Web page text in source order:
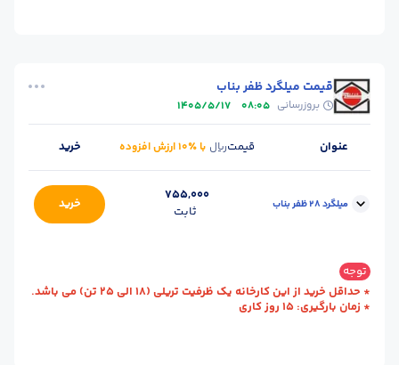
قیمت میلگرد ظفر بناب
بروزرسانی 08:05
1405/5/17
عنوان قیمتریال با ٪۱۰ ارزش افزوده خرید
میلگرد 28 ظفر بناب
755,000
ثابت
خرید
سایز :
استاندارد :A3
توجه
* حداقل خرید از این کارخانه یک ظرفیت تریلی (18 الی 25 تن) می باشد.
* زمان بارگیری: 15 روز کاری